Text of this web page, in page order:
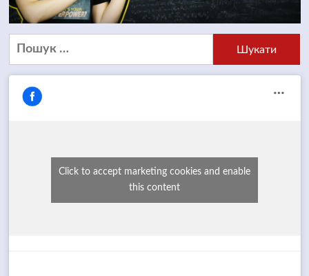
Пошук:
Click to accept marketing cookies and enable
this content